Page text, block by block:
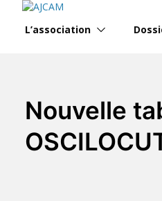
contentL’association
Nouvelle